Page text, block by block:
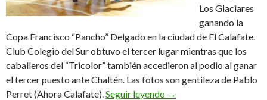
Los Glaciares
ganando la
Copa Francisco “Pancho” Delgado en la ciudad de El Calafate.
Club Colegio del Sur obtuvo el tercer lugar mientras que los
caballeros del “Tricolor” también accedieron al podio al ganar
el tercer puesto ante Chaltén. Las fotos son gentileza de Pablo
Perret (Ahora Calafate).Seguir leyendo Las chicas del Ushuaia
→